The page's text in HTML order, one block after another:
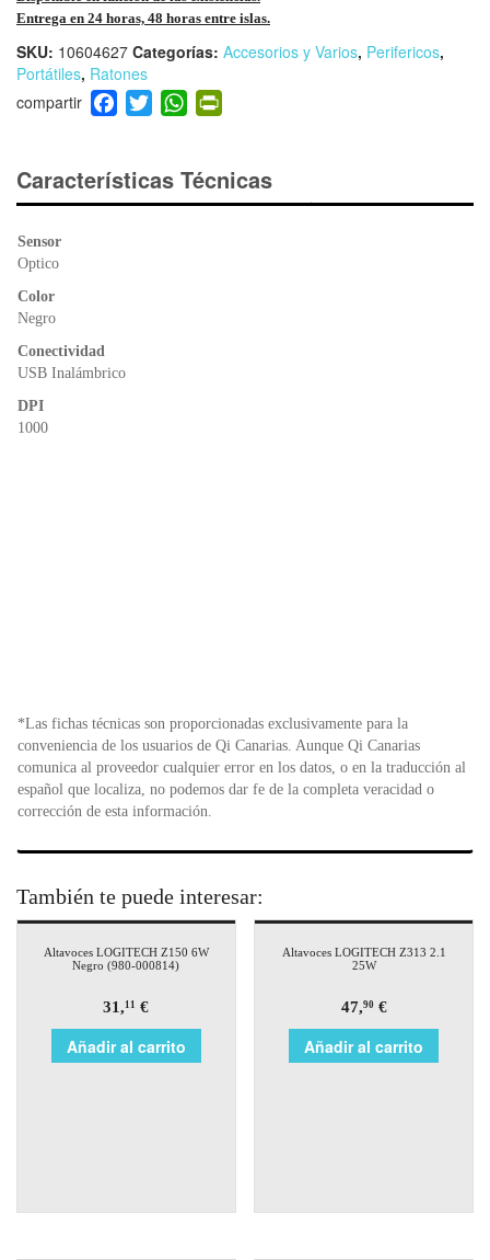
Entrega en 24 horas, 48 horas entre islas.
SKU: 10604627 Categorías: Accesorios y Varios, Perifericos,
Portátiles, Ratones
F
a
e
b
T
wi
er
W
h
s
A
ri
e
Características Técnicas
Sensor
Optico
Color
Negro
Conectividad
USB Inalámbrico
DPI
1000
*Las fichas técnicas son proporcionadas exclusivamente para la
conveniencia de los usuarios de Qi Canarias. Aunque Qi Canarias
comunica al proveedor cualquier error en los datos, o en la traducción al
español que localiza, no podemos dar fe de la completa veracidad o
corrección de esta información.
También te puede interesar:
Altavoces LOGITECH Z150 6W
Negro (980-000814)
31,11 €
Añadir al carrito
Altavoces LOGITECH Z313 2.1
25W
47,90€
Añadir al carrito